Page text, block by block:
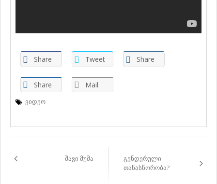
Share Tweet Share
Share Mail
ვიდეო
ნავიგაცია
შავი მუშა
გენდერული
თანასწორობა?